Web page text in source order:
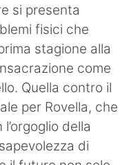
si presenta
fisici che
stagione alla
come
Quella contro il
per Rovella, che
della
di